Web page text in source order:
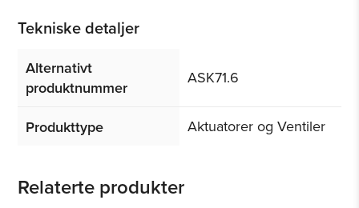
Tekniske detaljer
Alternativt
produktnummer
ASK71.6
Produkttype Aktuatorer og Ventiler
Relaterte produkter